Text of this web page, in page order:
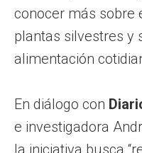
conocer más sobre
plantas silvestres y
alimentación
En diálogo con
e investigadora
la iniciativa busca